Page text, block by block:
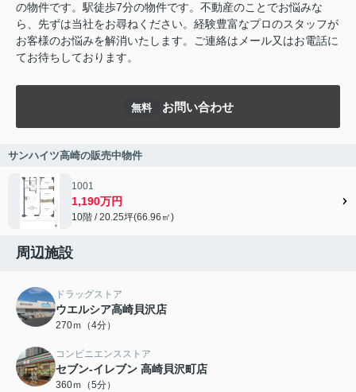
の物件です。駅徒歩7分の物件です。不動産のことでお悩みな
ら、先ずは当社をお尋ねください。経験豊富なプロのスタッフが
お客様のお悩みを解消いたします。ご連絡はメール又はお電話に
てお待ちしております。
無料 お問い合わせ
サンハイツ高崎の販売中物件
1001
1,190万円
10階 / 20.25坪(66.96㎡)
周辺施設
ドラッグストア
ウエルシア高崎貝沢店
270ｍ（4分）
コンビニエンスストア
セブン-イレブン 高崎貝沢町店
360ｍ（5分）